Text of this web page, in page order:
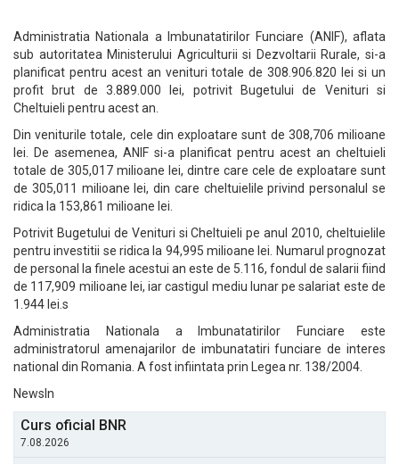
Administratia Nationala a Imbunatatirilor Funciare (ANIF), aflata
sub autoritatea Ministerului Agriculturii si Dezvoltarii Rurale, si-a
planificat pentru acest an venituri totale de 308.906.820 lei si un
profit brut de 3.889.000 lei, potrivit Bugetului de Venituri si
Cheltuieli pentru acest an.
Din veniturile totale, cele din exploatare sunt de 308,706 milioane
lei. De asemenea, ANIF si-a planificat pentru acest an cheltuieli
totale de 305,017 milioane lei, dintre care cele de exploatare sunt
de 305,011 milioane lei, din care cheltuielile privind personalul se
ridica la 153,861 milioane lei.
Potrivit Bugetului de Venituri si Cheltuieli pe anul 2010, cheltuielile
pentru investitii se ridica la 94,995 milioane lei. Numarul prognozat
de personal la finele acestui an este de 5.116, fondul de salarii fiind
de 117,909 milioane lei, iar castigul mediu lunar pe salariat este de
1.944 lei.s
Administratia Nationala a Imbunatatirilor Funciare este
administratorul amenajarilor de imbunatatiri funciare de interes
national din Romania. A fost infiintata prin Legea nr. 138/2004.
NewsIn
Curs oficial BNR
7.08.2026